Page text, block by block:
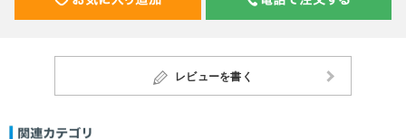
レビューを書く